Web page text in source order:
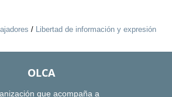
/ Libertad de información y expresión
OLCA
que acompaña a